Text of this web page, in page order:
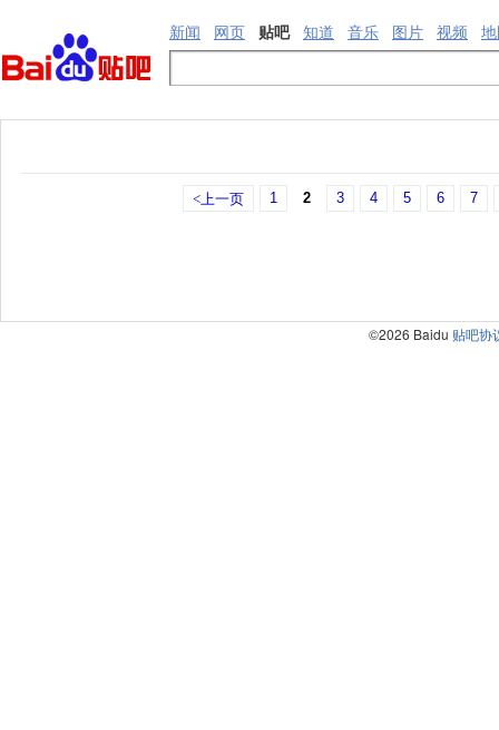
新闻 网页 贴吧 知道 音乐 图片 视频
<上一页 1 2 3 4 5 6 7
©2026 Baidu 贴吧协